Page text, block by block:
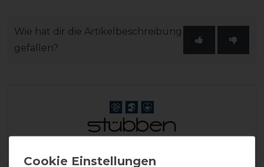
Wie hat dir die Artikelbeschreibung
gefallen?